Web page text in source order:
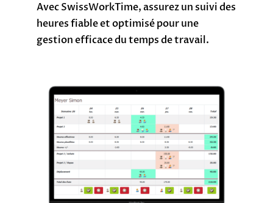
Avec SwissWorkTime, assurez un suivi des
heures fiable et optimisé pour une
gestion efficace du temps de travail.